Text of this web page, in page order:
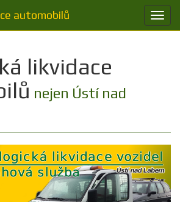
automobilů
likvidace
nejen Ústí nad